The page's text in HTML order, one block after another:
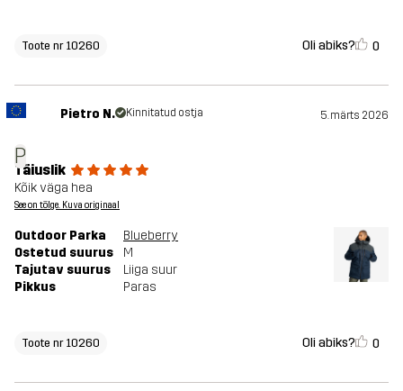
Toote nr 10260 Oli abiks? 0
P
Pietro N. Kinnitatud ostja 5. märts 2026
Täiuslik
Kõik väga hea
See on tõlge. Kuva originaal
Outdoor Parka
Blueberry
Ostetud suurus
M
Tajutav suurus
Liiga suur
Pikkus
Paras
Toote nr 10260 Oli abiks? 0